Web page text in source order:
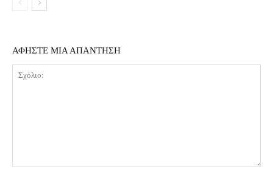
ΑΦΗΣΤΕ ΜΙΑ ΑΠΑΝΤΗΣΗ